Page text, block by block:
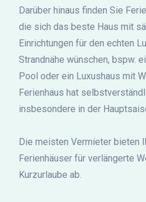
Darüber hinaus finden Sie
die sich das beste Haus mit
Einrichtungen für den echten
Strandnähe wünschen, bspw.
Pool oder ein Luxushaus mit
Ferienhaus hat
insbesondere in der
Die meisten Vermieter bieten
Ferienhäuser für verlängerte
Kurzurlaube ab.